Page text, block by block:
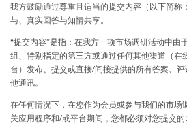
我方鼓励通过尊重且适当的提交内容（以下简称
与、真实回答与知情共享。
“提交内容”是指：在我方一项市场调研活动中由
组、特别指定的第三方或通过任何其他渠道（在
台）发布、提交或直接/间接提供的所有答案、
他通讯。
在任何情况下，在您作为会员或参与我们的市场
关应用程序和/或平台期间，您都必须对您提交